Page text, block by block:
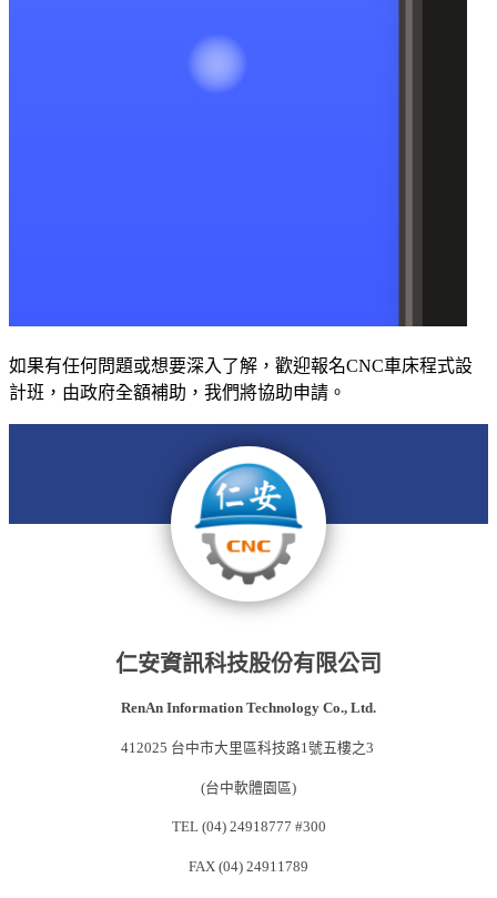
如果有任何問題或想要深入了解，歡迎報名CNC車床程式設
計班，由政府全額補助，我們將協助申請。
仁安資訊科技股份有限公司
RenAn Information Technology Co., Ltd.
412025 台中市大里區科技路1號五樓之3
(台中軟體園區)
TEL (04) 24918777 #300
FAX (04) 24911789